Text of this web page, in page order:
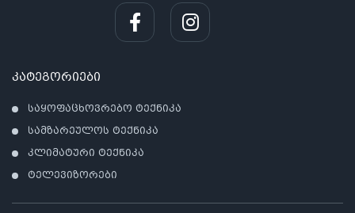
კატეგორიები
საყოფაცხოვრებო ტექნიკა
სამზარეულოს ტექნიკა
კლიმატური ტექნიკა
ტელევიზორები